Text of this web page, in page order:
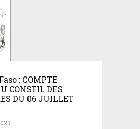
: COMPTE
CONSEIL DES
DU 06 JUILLET